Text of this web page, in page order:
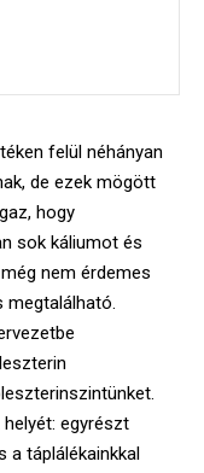
felül néhányan
de ezek mögött
hogy
sok káliumot és
nem érdemes
megtalálható.
egyrészt
a táplálékainkkal